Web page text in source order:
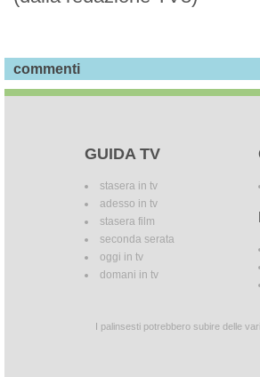
commenti
GUIDA TV
stasera in tv
adesso in tv
stasera film
seconda serata
oggi in tv
domani in tv
I palinsesti potrebbero subire delle